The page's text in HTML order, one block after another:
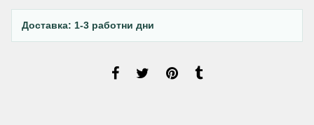
Доставка: 1-3 работни дни